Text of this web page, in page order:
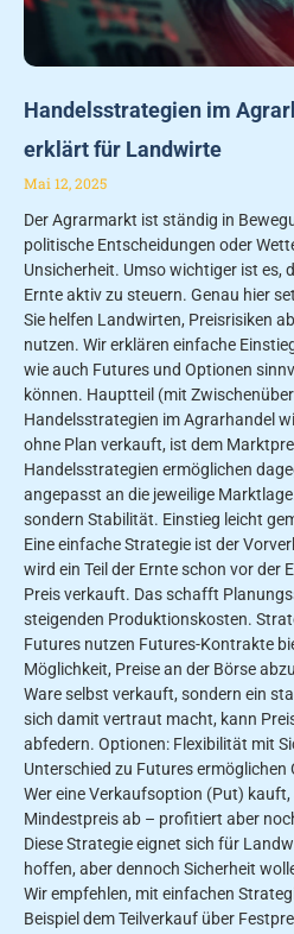
Handelsstrategien im
erklärt für Landwirte
Mai 12, 2025
Der Agrarmarkt ist ständig in
politische Entscheidungen oder
Unsicherheit. Umso wichtiger ist es,
Ernte aktiv zu steuern. Genau hier
Sie helfen Landwirten, Preisrisiken
nutzen. Wir erklären einfache
wie auch Futures und Optionen
können. Hauptteil (mit
Handelsstrategien im Agrarhandel
ohne Plan verkauft, ist dem
Handelsstrategien ermöglichen
angepasst an die jeweilige
sondern Stabilität. Einstieg leicht
Eine einfache Strategie ist der
wird ein Teil der Ernte schon vor der
Preis verkauft. Das schafft
steigenden Produktionskosten.
Futures nutzen Futures-Kontrakte
Möglichkeit, Preise an der Börse
Ware selbst verkauft, sondern ein
sich damit vertraut macht, kann
abfedern. Optionen: Flexibilität mit
Unterschied zu Futures
Wer eine Verkaufsoption (Put) kauft,
Mindestpreis ab – profitiert aber
Diese Strategie eignet sich für
hoffen, aber dennoch Sicherheit
Wir empfehlen, mit einfachen
Beispiel dem Teilverkauf über